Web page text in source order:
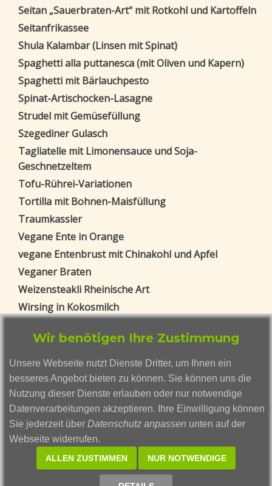
Seitan „Sauerbraten-Art“ mit Rotkohl und Kartoffeln
Seitanfrikassee
Shula Kalambar (Linsen mit Spinat)
Spaghetti alla puttanesca (mit Oliven und Kapern)
Spaghetti mit Bärlauchpesto
Spinat-Artischocken-Lasagne
Strudel mit Gemüsefüllung
Szegediner Gulasch
Tagliatelle mit Limonensauce und Soja-
Geschnetzeltem
Tofu-Rührei-Variationen
Tortilla mit Bohnen-Maisfüllung
Traumkassler
Vegane Ente in Orange
vegane Entenbrust mit Chinakohl und Apfel
Veganer Braten
Weizensteakli Rheinische Art
Wirsing in Kokosmilch
Blog Beiträge
Weizengras ohne Erde anbauen - eine
vollständige Anleitung
Gerstengras
Smoothies mal anders: Die außergewöhnlichen
Kreationen von Smutje Smusi
Vegane Vielfalt: Warum buddhistische
Fastenspeisen im Trend liegen
Rote Beete: Ein Powerfood für eure Gesundheit
Wir benötigen Ihre Zustimmung
Unsere Webseite nutzt Dienste Dritter, um Ihnen ein
besseres Angebot bieten zu können. Sie können uns die
Nutzung dieser Dienste erlauben oder nur notwendige
Datenverarbeitungen akzeptieren. Ihre Einwilligung können
Sie jederzeit über Datenschutz anpassen unten auf der
Webseite widerrufen.
ALLEN ZUSTIMMEN NUR NOTWENDIGE